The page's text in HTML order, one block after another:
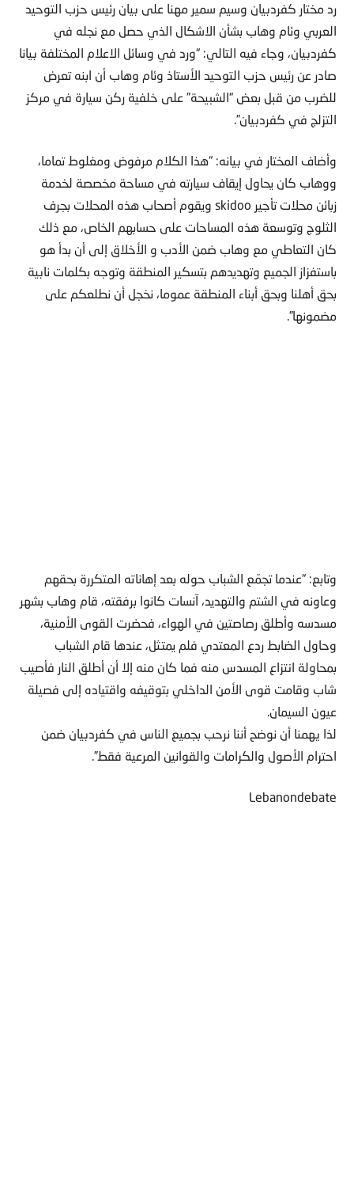
رد مختار كفردبيان وسيم سمير مهنا على بيان رئيس حزب التوحيد
العربي وئام وهاب بشأن الاشكال الذي حصل مع نجله في
كفردبيان، وجاء فيه التالي: “ورد في وسائل الاعلام المختلفة بيانا
صادر عن رئيس حزب التوحيد الأستاذ وئام وهاب أن ابنه تعرض
للضرب من قبل بعض “الشبيحة” على خلفية ركن سيارة في مركز
التزلج في كفردبيان”.
وأضاف المختار في بيانه: “هذا الكلام مرفوض ومغلوط تماما،
ووهاب كان يحاول إيقاف سيارته في مساحة مخصصة لخدمة
زبائن محلات تأجير skidoo ويقوم أصحاب هذه المحلات بجرف
الثلوج وتوسعة هذه المساحات على حسابهم الخاص، مع ذلك
كان التعاطي مع وهاب ضمن الأدب و الأخلاق إلى أن بدأ هو
باستفزاز الجميع وتهديدهم بتسكير المنطقة وتوجه بكلمات نابية
بحق أهلنا وبحق أبناء المنطقة عموما، نخجل أن نطلعكم على
مضمونها”.
وتابع: “عندما تجمّع الشباب حوله بعد إهاناته المتكررة بحقهم
وعاونه في الشتم والتهديد، آنسات كانوا برفقته، قام وهاب بشهر
مسدسه وأطلق رصاصتين في الهواء، فحضرت القوى الأمنية،
وحاول الضابط ردع المعتدي فلم يمتثل، عندها قام الشباب
بمحاولة انتزاع المسدس منه فما كان منه إلا أن أطلق النار فأصيب
شاب وقامت قوى الأمن الداخلي بتوقيفه واقتياده إلى فصيلة
عيون السيمان.
لذا يهمنا أن نوضح أننا نرحب بجميع الناس في كفردبيان ضمن
احترام الأصول والكرامات والقوانين المرعية فقط”.
Lebanondebate